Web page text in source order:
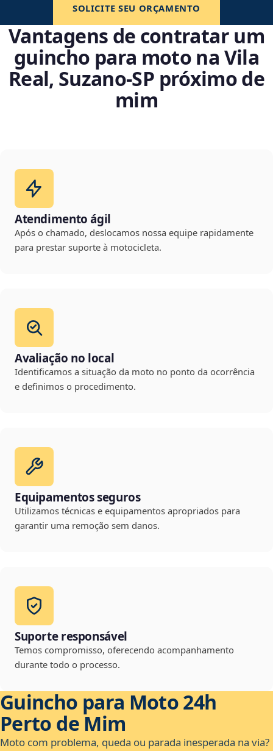
SOLICITE SEU ORÇAMENTO
Vantagens de contratar um
guincho para moto na Vila
Real, Suzano‑SP próximo de
mim
Atendimento ágil
Após o chamado, deslocamos nossa equipe rapidamente
para prestar suporte à motocicleta.
Avaliação no local
Identificamos a situação da moto no ponto da ocorrência
e definimos o procedimento.
Equipamentos seguros
Utilizamos técnicas e equipamentos apropriados para
garantir uma remoção sem danos.
Suporte responsável
Temos compromisso, oferecendo acompanhamento
durante todo o processo.
Guincho para Moto 24h
Perto de Mim
Moto com problema, queda ou parada inesperada na via?